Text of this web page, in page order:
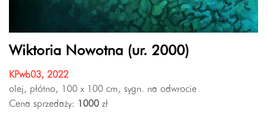
Wiktoria Nowotna (ur. 2000)
KPwb03, 2022
olej, płótno, 100 x 100 cm, sygn. na odwrocie
Cena sprzedaży: 1000 zł